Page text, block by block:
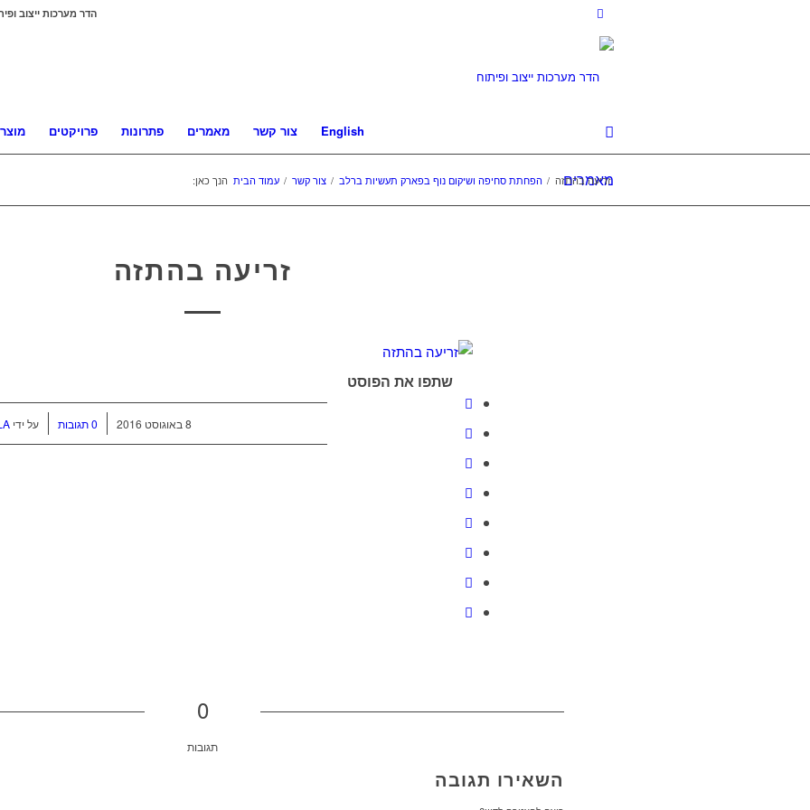
הדר מערכות ייצוב
פרויקטים פתרונות מאמרים צור קשר English
מאמרים הנך כאן: עמוד הבית / צור קשר / הפחתת סחיפה ושיקום נוף בפארק תעשיות ברלב / זריעה בהתזה
זריעה בהתזה
8 באוגוסט 2016 / 0 תגובות על ידי
שתפו את הפוסט
0
תגובות
השאירו תגובה